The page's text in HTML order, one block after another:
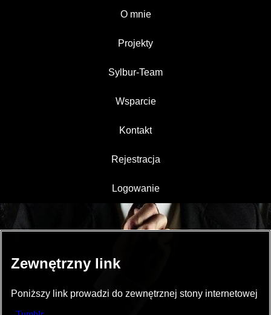
O mnie
Projekty
Sylbur-Team
Wsparcie
Kontakt
Rejestracja
Logowanie
Zewnętrzny link
Poniższy link prowadzi do zewnętrznej stony internetowej